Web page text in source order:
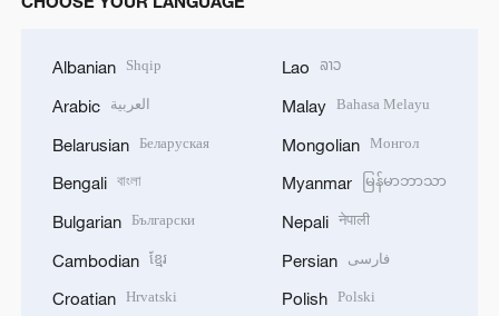
Albanian Shqip
Arabic العربية
Belarusian Беларуская
Bengali বাংলা
Bulgarian Български
Cambodian ខ្មែរ
Croatian Hrvatski
Lao ລາວ
Malay Bahasa Melayu
Mongolian Монгол
Myanmar မြန်မာဘာသာ
Nepali नेपाली
Persian فارسی
Polish Polski